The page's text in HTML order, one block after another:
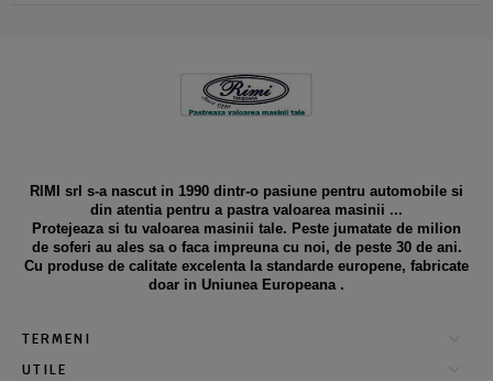
RIMI srl s-a nascut in 1990 dintr-o pasiune pentru automobile si
din atentia pentru a pastra valoarea masinii ...
Protejeaza si tu valoarea masinii tale. Peste jumatate de milion
de soferi au ales sa o faca impreuna cu noi, de peste 30 de ani.
Cu produse de calitate excelenta la standarde europene, fabricate
doar in Uniunea Europeana .
TERMENI
UTILE